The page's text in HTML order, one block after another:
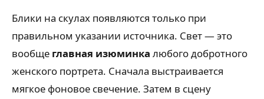
Блики на скулах появляются только при
правильном указании источника. Свет — это
вообще главная изюминка любого добротного
женского портрета. Сначала выстраивается
мягкое фоновое свечение. Затем в сцену